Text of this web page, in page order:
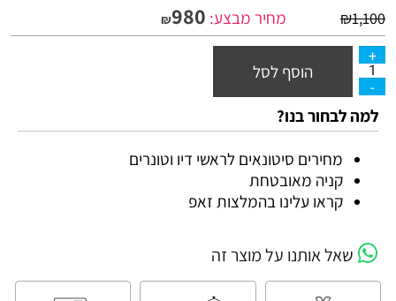
₪1,100 מחיר מבצע: ₪980
הוסף לסל
למה לבחור בנו?
מחירים סיטונאים לראשי דיו וטונרים
קניה מאובטחת
קראו עלינו בהמלצות זאפ
שאל אותנו על מוצר זה